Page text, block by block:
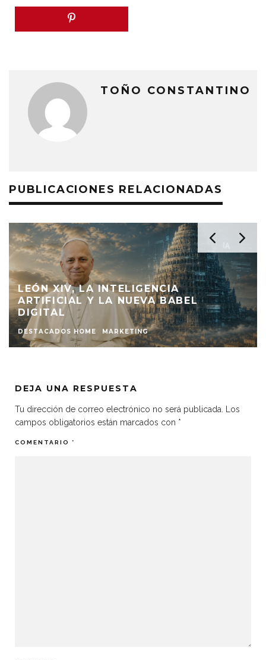
TOÑO CONSTANTINO
PUBLICACIONES RELACIONADAS
LEÓN XIV, LA INTELIGENCIA
ARTIFICIAL Y LA NUEVA BABEL
DIGITAL
DESTACADOS HOME MARKETING
DEJA UNA RESPUESTA
Tu dirección de correo electrónico no será publicada.
Los
campos obligatorios están marcados con *
COMENTARIO *